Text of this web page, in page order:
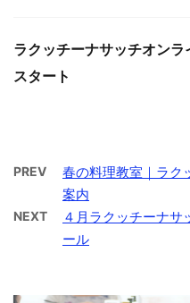
ラクッチーナサッチオンラ
スタート
PREV
春の料理教室｜ラク
案内
NEXT
４月ラクッチーナサ
ール